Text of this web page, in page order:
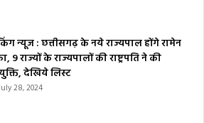
न्यूज : छत्तीसगढ़ के नये राज्यपाल होंगे रामेन
9 राज्यों के राज्यपालों की राष्ट्रपति ने की
देखिये लिस्ट
28, 2024